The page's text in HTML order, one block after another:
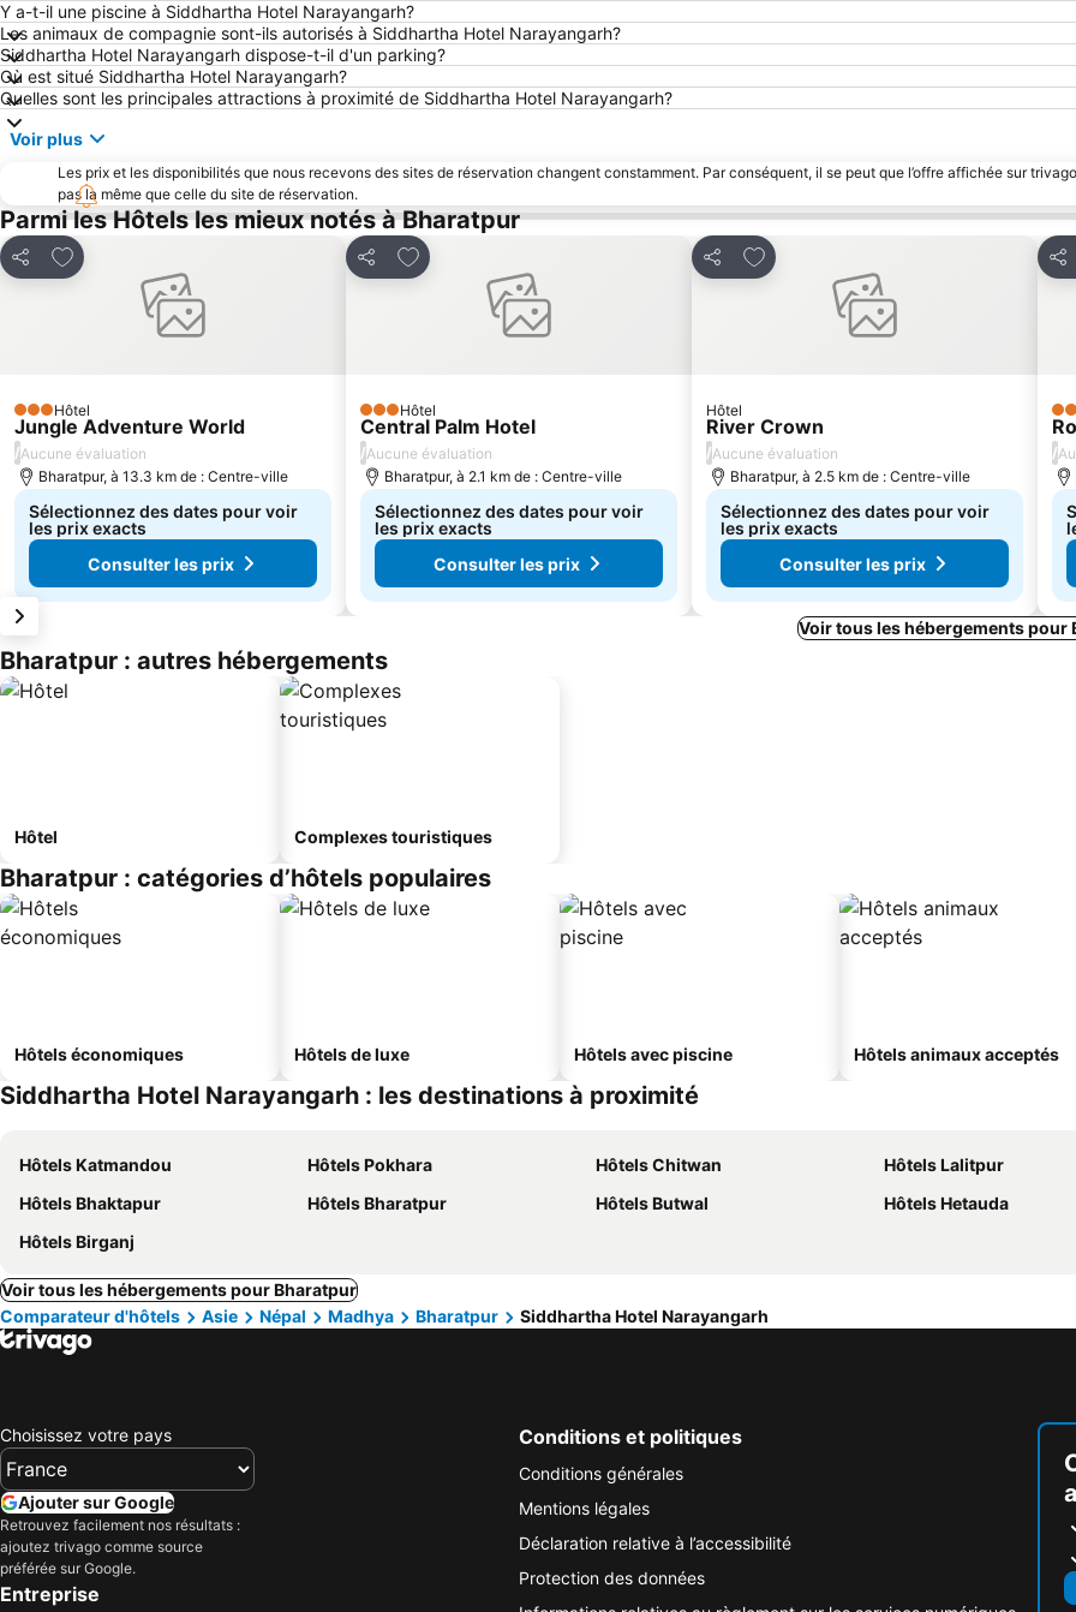
Y a-t-il une piscine à Siddhartha Hotel Narayangarh?
Les animaux de compagnie sont-ils autorisés à Siddhartha Hotel Narayangarh?
Siddhartha Hotel Narayangarh dispose-t-il d'un parking?
Où est situé Siddhartha Hotel Narayangarh?
Quelles sont les principales attractions à proximité de Siddhartha Hotel Narayangarh?
Voir plus
Les prix et les disponibilités que nous recevons des sites de réservation changent constamment. Par conséquent, il se peut que l’offre affichée sur
pas la même que celle du site de réservation.
Parmi les Hôtels les mieux notés à Bharatpur
Partager
Ajouter à mes favoris
3 Étoiles
Hôtel
Jungle Adventure World
/Aucune évaluation
Bharatpur, à 13.3 km de : Centre-ville
Sélectionnez des dates pour voir
les prix exacts
Consulter les prix
Partager
Ajouter à mes favoris
3 Étoiles
Hôtel
Central Palm Hotel
/Aucune évaluation
Bharatpur, à 2.1 km de : Centre-ville
Sélectionnez des dates pour voir
les prix exacts
Consulter les prix
Partager
Ajouter à mes favoris
Hôtel
River Crown
/Aucune évaluation
Bharatpur, à 2.5 km de : Centre-ville
Sélectionnez des dates pour voir
les prix exacts
Consulter les prix
3
/
Voir tous les hébergements pour
Bharatpur : autres hébergements
Hôtel Complexes touristiques
Bharatpur : catégories d’hôtels populaires
Hôtels économiques Hôtels de luxe Hôtels avec piscine Hôtels animaux acceptés
Siddhartha Hotel Narayangarh : les destinations à proximité
Hôtels Katmandou Hôtels Pokhara Hôtels Chitwan
Hôtels Lalitpur
Hôtels Bhaktapur
Hôtels Bharatpur Hôtels Butwal
Hôtels Hetauda
Hôtels Birganj
Voir tous les hébergements pour Bharatpur
Comparateur d'hôtels
Asie Népal Madhya Bharatpur Siddhartha Hotel Narayangarh
Choisissez votre pays
Ajouter sur Google
Retrouvez facilement nos résultats :
ajoutez trivago comme source
préférée sur Google.
Entreprise
Conditions et politiques
Conditions générales
Mentions légales
Déclaration relative à l’accessibilité
Protection des données